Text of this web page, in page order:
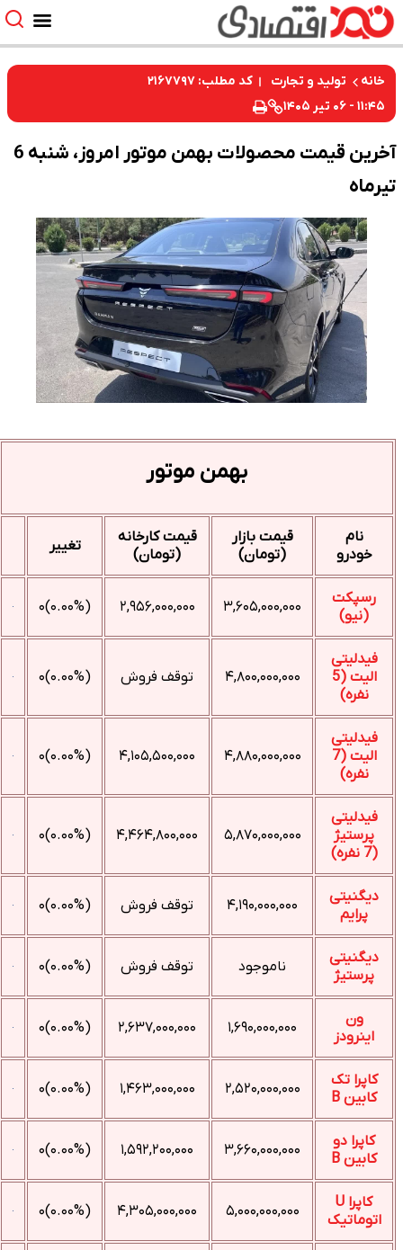
خانه تولید و تجارت
کد مطلب: ۲۱۶۷۷۹۷
۱۱:۴۵ - ۰۶ تیر ۱۴۰۵
آخرین قیمت محصولات بهمن موتور امروز، شنبه 6
تیرماه
بهمن موتور
نام
خودرو
قیمت بازار
(تومان)
قیمت کارخانه
(تومان)
تغییر
رسپکت
(نیو)
۳,۶۰۵,۰۰۰,۰۰۰ ۲,۹۵۶,۰۰۰,۰۰۰ (۰.۰۰%)۰
فیدلیتی
الیت (5
نفره)
۴,۸۰۰,۰۰۰,۰۰۰ توقف فروش (۰.۰۰%)۰
فیدلیتی
الیت (7
نفره)
۴,۸۸۰,۰۰۰,۰۰۰ ۴,۱۰۵,۵۰۰,۰۰۰ (۰.۰۰%)۰
فیدلیتی
پرستیژ
(7 نفره)
۵,۸۷۰,۰۰۰,۰۰۰ ۴,۴۶۴,۸۰۰,۰۰۰ (۰.۰۰%)۰
دیگنیتی
پرایم
۴,۱۹۰,۰۰۰,۰۰۰ توقف فروش (۰.۰۰%)۰
دیگنیتی
پرستیژ
ناموجود توقف فروش (۰.۰۰%)۰
ون
اینرودز
۱,۶۹۰,۰۰۰,۰۰۰ ۲,۶۳۷,۰۰۰,۰۰۰ (۰.۰۰%)۰
کاپرا تک
کابین B
۲,۵۲۰,۰۰۰,۰۰۰ ۱,۴۶۳,۰۰۰,۰۰۰ (۰.۰۰%)۰
کاپرا دو
کابین B
۳,۶۶۰,۰۰۰,۰۰۰ ۱,۵۹۲,۲۰۰,۰۰۰ (۰.۰۰%)۰
کاپرا U
اتوماتیک
۵,۰۰۰,۰۰۰,۰۰۰ ۴,۳۰۵,۰۰۰,۰۰۰ (۰.۰۰%)۰